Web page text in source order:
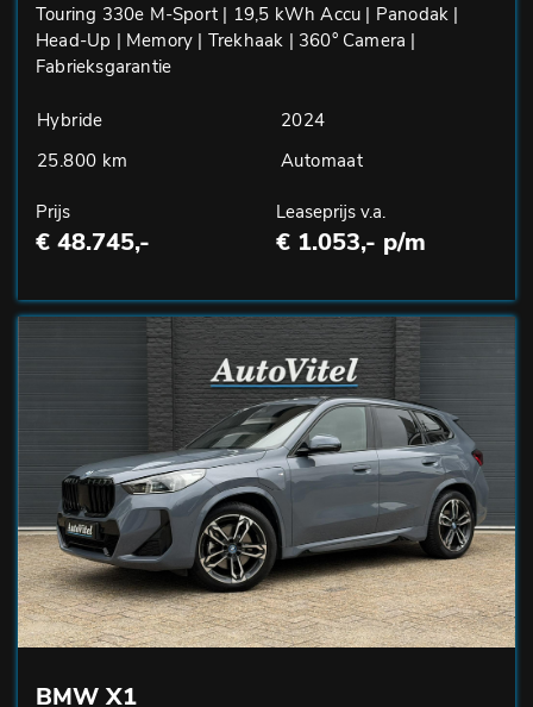
Touring 330e M-Sport | 19,5 kWh Accu | Panodak |
Head-Up | Memory | Trekhaak | 360° Camera |
Fabrieksgarantie
Hybride
2024
25.800 km
Automaat
Prijs
€ 48.745,-
Leaseprijs v.a.
€ 1.053,- p/m
BMW X1